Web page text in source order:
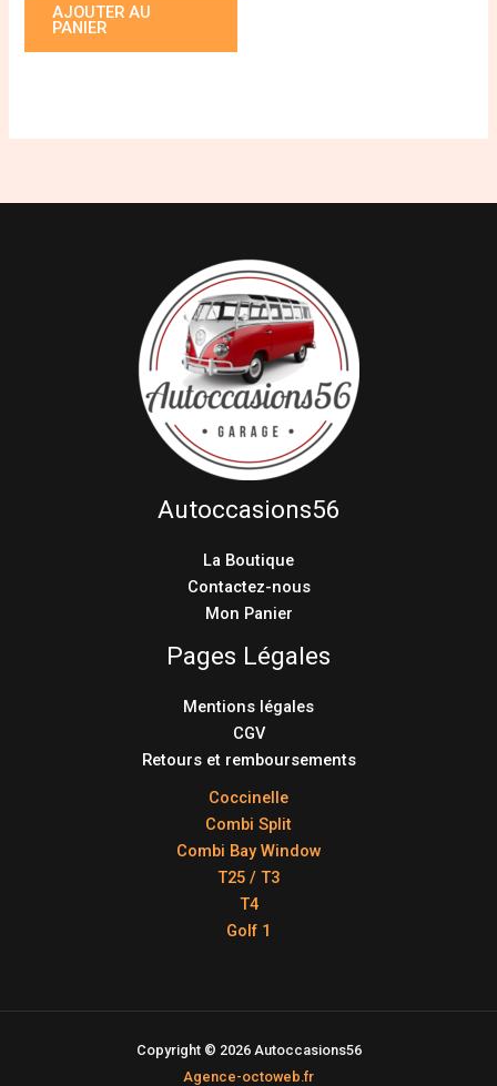
AJOUTER AU
PANIER
Autoccasions56
La Boutique
Contactez-nous
Mon Panier
Pages Légales
Mentions légales
CGV
Retours et remboursements
Coccinelle
Combi Split
Combi Bay Window
T25 / T3
T4
Golf 1
Copyright © 2026 Autoccasions56
Agence-octoweb.fr